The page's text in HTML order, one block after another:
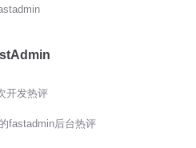
开发热评
fastadmin后台热评